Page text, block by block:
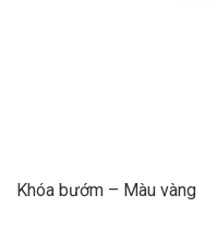
Khóa bướm – Màu vàng